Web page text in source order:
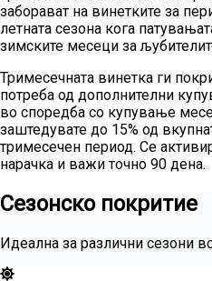
заборават на винетките за
летната сезона кога
зимските месеци за
Тримесечната винетка ги
потреба од дополнителни
во споредба со купување
заштедувате до 15% од
тримесечен период. Се
нарачка и важи точно 90 дена.
Сезонско покритие
Идеална за различни сезони